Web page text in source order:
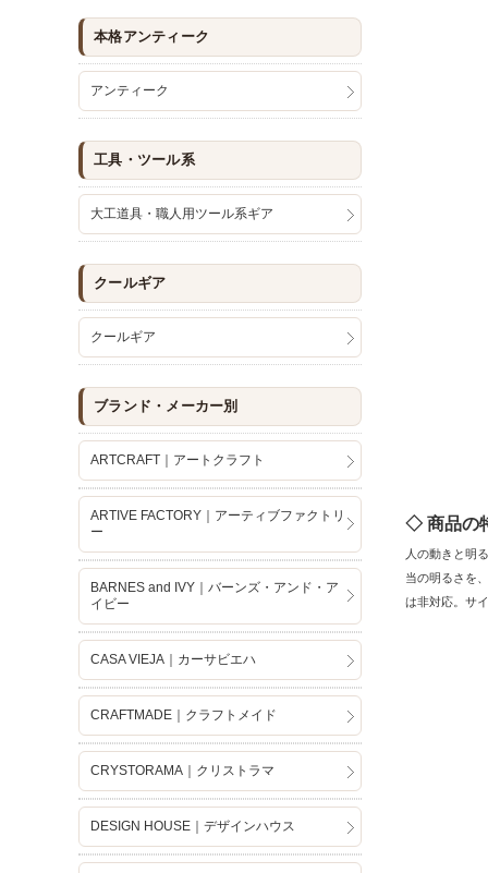
◇ 商品の
人の動きと明
当の明るさを
は非対応。サ
本格アンティーク
アンティーク
工具・ツール系
大工道具・職人用ツール系ギア
クールギア
クールギア
ブランド・メーカー別
ARTCRAFT｜アートクラフト
ARTIVE FACTORY｜アーティブファクトリ
ー
BARNES and IVY｜バーンズ・アンド・ア
イビー
CASA VIEJA｜カーサビエハ
CRAFTMADE｜クラフトメイド
CRYSTORAMA｜クリストラマ
DESIGN HOUSE｜デザインハウス